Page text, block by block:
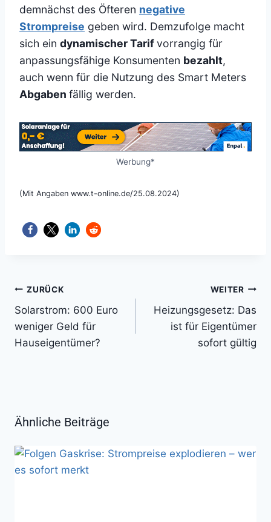
demnächst des Öfteren negative
Strompreise geben wird. Demzufolge macht
sich ein dynamischer Tarifvorrangig für
anpassungsfähige Konsumenten bezahlt,
auch wenn für die Nutzung des Smart Meters
Abgaben fällig werden.
Werbung*
(Mit Angaben www.t-online.de/25.08.2024)
Beitragsnavigation
ZURÜCK
Solarstrom: 600 Euro
weniger Geld für
Hauseigentümer?
WEITER
Heizungsgesetz: Das
ist für Eigentümer
sofort gültig
Ähnliche Beiträge